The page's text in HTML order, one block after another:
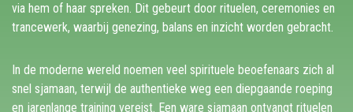
via hem of haar spreken. Dit gebeurt door rituelen, ceremonies en
trancewerk, waarbij genezing, balans en inzicht worden gebracht.
In de moderne wereld noemen veel spirituele beoefenaars zich al
snel sjamaan, terwijl de authentieke weg een diepgaande roeping
en jarenlange training vereist. Een ware sjamaan ontvangt rituelen